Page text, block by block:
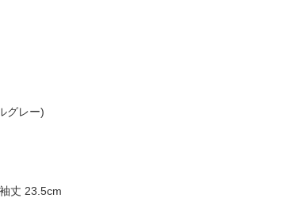
グレー)
丈 23.5cm